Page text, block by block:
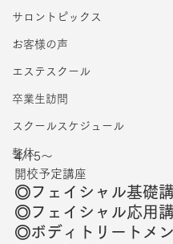
サロントピックス
お客様の声
エステスクール
卒業生訪問
スクールスケジュール
整体
4/15～
開校予定講座
◎フェイシャル基礎
◎フェイシャル応用
◎ボディトリートメ